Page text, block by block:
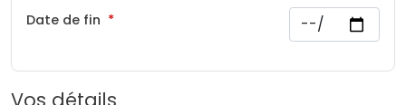
Date de fin